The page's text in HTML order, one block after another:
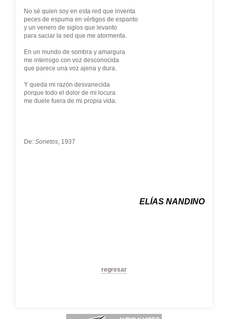
No sé quien soy en esta red que inventa
peces de espuma en vértigos de espanto
y un venero de siglos que levanto
para saciar la sed que me atormenta.
En un mundo de sombra y amargura
me interrogo con voz desconocida
que parece una voz ajena y dura.
Y queda mi razón desvanecida
porque todo el dolor de mi locura
me duele fuera de mi propia vida.
De: Sonetos, 1937
ELÍAS NANDINO
regresar